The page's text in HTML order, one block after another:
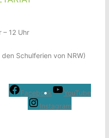
– 12 Uhr
Schulferien von NRW)
Facebook
YouTube
Instagram